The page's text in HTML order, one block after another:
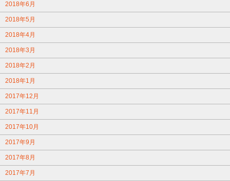
2018年6月
2018年5月
2018年4月
2018年3月
2018年2月
2018年1月
2017年12月
2017年11月
2017年10月
2017年9月
2017年8月
2017年7月